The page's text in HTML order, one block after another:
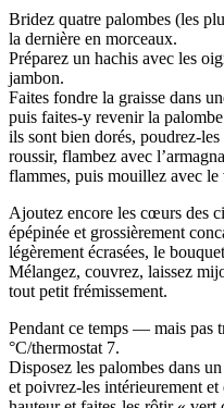
Bridez quatre palombes (les
la dernière en morceaux.
Préparez un hachis avec les
jambon.
Faites fondre la graisse dans
puis faites-y revenir la
ils sont bien dorés, poudrez-
roussir, flambez avec
flammes, puis mouillez avec
Ajoutez encore les cœurs des
épépinée et grossièrement
légèrement écrasées, le
Mélangez, couvrez, laissez
tout petit frémissement.
Pendant ce temps — mais
°C/thermostat 7.
Disposez les palombes dans
et poivrez-les intérieurement